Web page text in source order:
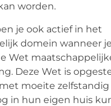
worden.
je ook actief in het
domein wanneer
Wet
Deze Wet is
moeite
in hun eigen huis